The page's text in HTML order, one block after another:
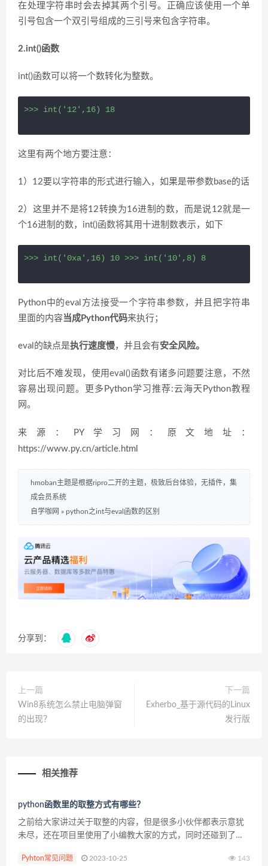
在处理字符串时会去掉其两个引号。正确应该使用一个单
引号包含一个双引号组成的三引号来包含字符串。
2.int()函数
int()函数可以将一个数转化为整数。
>>> int('12',16) 18
这里有两个地方要注意：
1）12要以字符串的形式进行输入，如果是带参数base的话
2）这里并不是将12转换为16进制的数，而是说12就是一
个16进制的数，int()函数将其用十进制数表示，如下
>>> int('0xa',16) 10 >>> int('10',8) 8
Python中的eval方法接受一个字符串参数，并且把字符串
里面的内容 当成Python代码来执行；
eval的缺点是执行速度慢，并且会有 安全风险。
对比后不难发现，使用eval()函数有诸多问题要注意，不然
容易出现问题。更多Python学习推荐:云海天Python教程
网。
来源：PY学习网：原文地址：
https://www.py.cn/article.html
hmoban主题是根据ripro二开的主题，极致后台体验，无插件，集
成会员系统
自学咖网 » python之int与eval函数的区别
分享到：
上一篇
Win8系统怎么禁止电脑弹窗
的出现？
下一篇
Exherbo_基于源代码的Linux
发行版
相关推荐
python函数里的取整方式有哪些？
之前给大家讲过关于取整的内容，但是很多小伙伴都表示意犹
未尽，还在项目里使用了小编教大家的方式，同时还碰到了其
那该怎么办呢？不用担心，针对方式问题，小编一般会给大家
Pyhton常见问题 2023-10-25 143